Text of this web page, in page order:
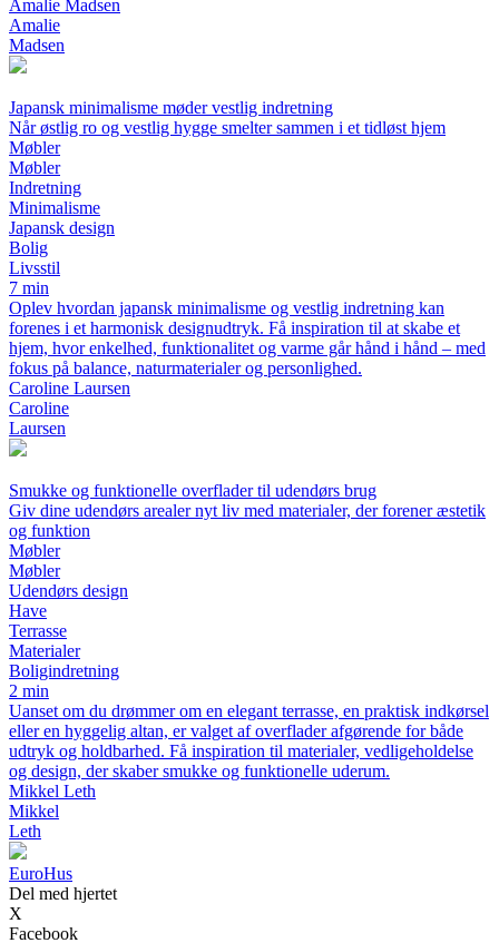
Amalie Madsen
Amalie
Madsen
Japansk minimalisme møder vestlig indretning
Når østlig ro og vestlig hygge smelter sammen i et tidløst hjem
Møbler
Møbler
Indretning
Minimalisme
Japansk design
Bolig
Livsstil
7 min
Oplev hvordan japansk minimalisme og vestlig indretning kan
forenes i et harmonisk designudtryk. Få inspiration til at skabe et
hjem, hvor enkelhed, funktionalitet og varme går hånd i hånd – med
fokus på balance, naturmaterialer og personlighed.
Caroline Laursen
Caroline
Laursen
Smukke og funktionelle overflader til udendørs brug
Giv dine udendørs arealer nyt liv med materialer, der forener æstetik
og funktion
Møbler
Møbler
Udendørs design
Have
Terrasse
Materialer
Boligindretning
2 min
Uanset om du drømmer om en elegant terrasse, en praktisk indkørsel
eller en hyggelig altan, er valget af overflader afgørende for både
udtryk og holdbarhed. Få inspiration til materialer, vedligeholdelse
og design, der skaber smukke og funktionelle uderum.
Mikkel Leth
Mikkel
Leth
EuroHus
Del med hjertet
X
Facebook